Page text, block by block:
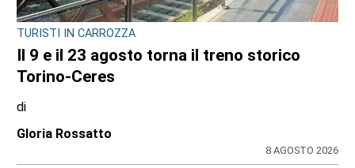
TURISTI IN CARROZZA
Il 9 e il 23 agosto torna il treno storico
Torino-Ceres
di
Gloria Rossatto
8 AGOSTO 2026